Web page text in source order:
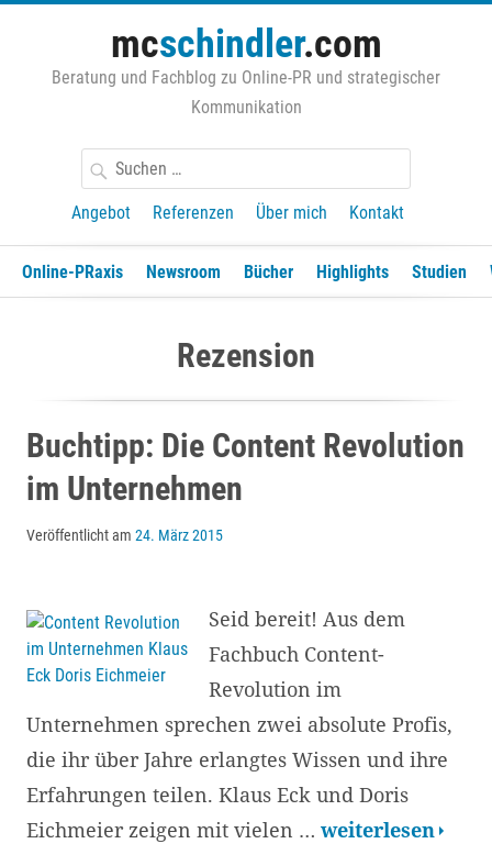
springen
mcschindler.com
Beratung und Fachblog zu Online-PR und strategischer
Kommunikation
Suchen
nach:
Angebot
Referenzen Über mich Kontakt
Online-PRaxis Newsroom Bücher Highlights Studien
Rezension
Buchtipp: Die Content Revolution
im Unternehmen
Veröffentlicht am 24. März 2015
Seid bereit! Aus dem
Fachbuch Content-
Revolution im
Unternehmen sprechen zwei absolute Profis,
die ihr über Jahre erlangtes Wissen und ihre
Erfahrungen teilen. Klaus Eck und Doris
Eichmeier zeigen mit vielen … Buchtipp:
weiterlesen